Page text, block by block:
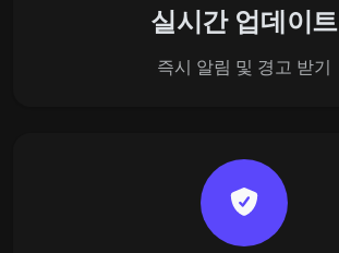
실시간 업데이트
즉시 알림 및 경고 받기